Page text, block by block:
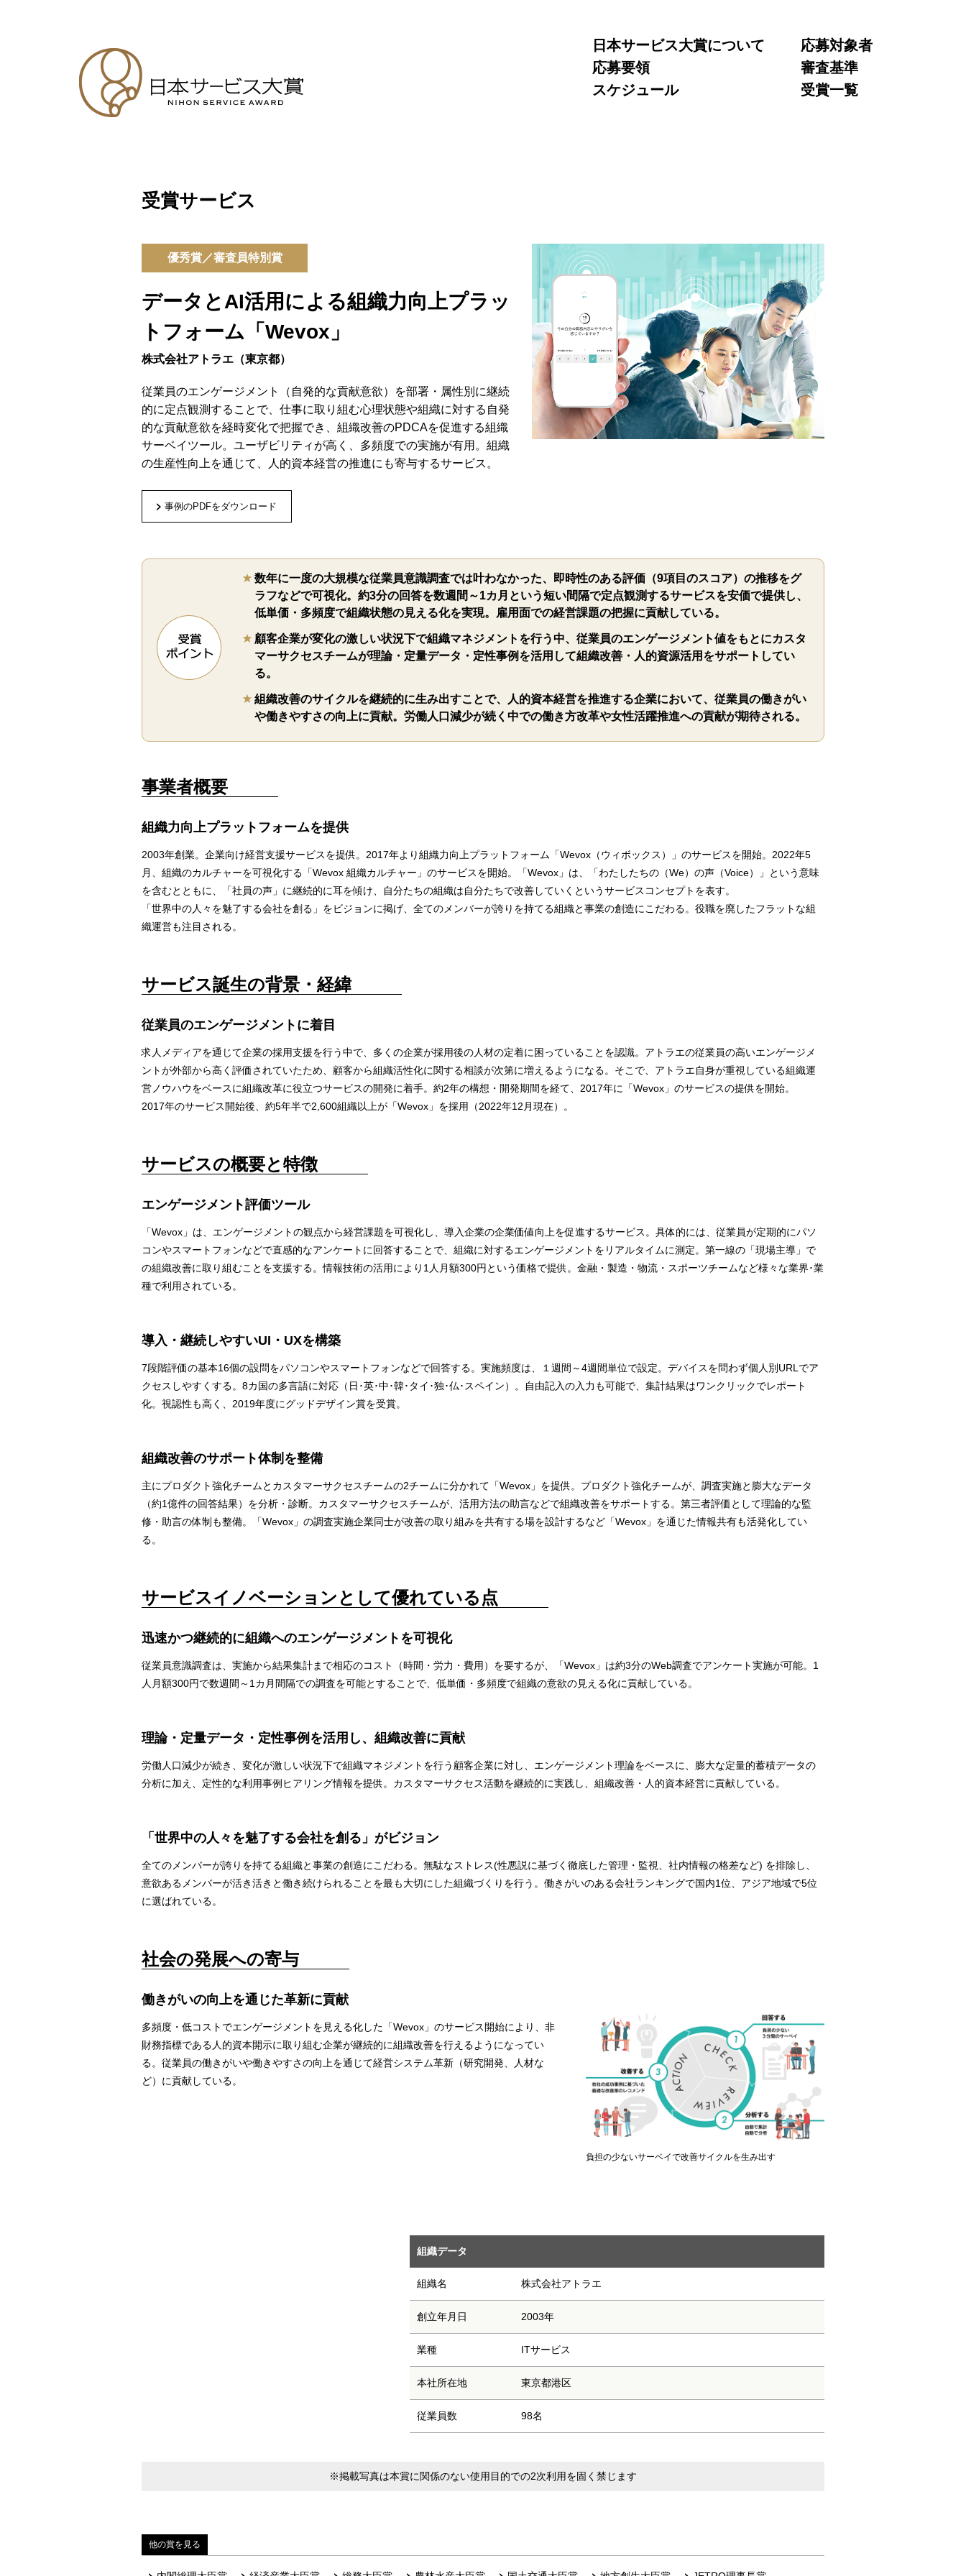
日本サービス大賞について
応募要領
スケジュール
応募対象者
審査基準
受賞一覧
受賞サービス
優秀賞／審査員特別賞
データとAI活用による組織力向上プラッ
トフォーム「Wevox」
株式会社アトラエ（東京都）
従業員のエンゲージメント（自発的な貢献意欲）を部署・属性別に継続
的に定点観測することで、仕事に取り組む心理状態や組織に対する自発
的な貢献意欲を経時変化で把握でき、組織改善のPDCAを促進する組織
サーベイツール。ユーザビリティが高く、多頻度での実施が有用。組織
の生産性向上を通じて、人的資本経営の推進にも寄与するサービス。
事例のPDFをダウンロード
数年に一度の大規模な従業員意識調査では叶わなかった、即時性のある評価（9項目のスコア）の推移をグ
ラフなどで可視化。約3分の回答を数週間～1カ月という短い間隔で定点観測するサービスを安価で提供し、
低単価・多頻度で組織状態の見える化を実現。雇用面での経営課題の把握に貢献している。
顧客企業が変化の激しい状況下で組織マネジメントを行う中、従業員のエンゲージメント値をもとにカスタ
マーサクセスチームが理論・定量データ・定性事例を活用して組織改善・人的資源活用をサポートしてい
る。
組織改善のサイクルを継続的に生み出すことで、人的資本経営を推進する企業において、従業員の働きがい
や働きやすさの向上に貢献。労働人口減少が続く中での働き方改革や女性活躍推進への貢献が期待される。
事業者概要
組織力向上プラットフォームを提供
2003年創業。企業向け経営支援サービスを提供。2017年より組織力向上プラットフォーム「Wevox（ウィボックス）」のサービスを開始。2022年5
月、組織のカルチャーを可視化する「Wevox 組織カルチャー」のサービスを開始。「Wevox」は、「わたしたちの（We）の声（Voice）」という意味
を含むとともに、「社員の声」に継続的に耳を傾け、自分たちの組織は自分たちで改善していくというサービスコンセプトを表す。
「世界中の人々を魅了する会社を創る」をビジョンに掲げ、全てのメンバーが誇りを持てる組織と事業の創造にこだわる。役職を廃したフラットな組
織運営も注目される。
サービス誕生の背景・経緯
従業員のエンゲージメントに着目
求人メディアを通じて企業の採用支援を行う中で、多くの企業が採用後の人材の定着に困っていることを認識。アトラエの従業員の高いエンゲージメ
ントが外部から高く評価されていたため、顧客から組織活性化に関する相談が次第に増えるようになる。そこで、アトラエ自身が重視している組織運
営ノウハウをベースに組織改革に役立つサービスの開発に着手。約2年の構想・開発期間を経て、2017年に「Wevox」のサービスの提供を開始。
2017年のサービス開始後、約5年半で2,600組織以上が「Wevox」を採用（2022年12月現在）。
サービスの概要と特徴
エンゲージメント評価ツール
「Wevox」は、エンゲージメントの観点から経営課題を可視化し、導入企業の企業価値向上を促進するサービス。具体的には、従業員が定期的にパソ
コンやスマートフォンなどで直感的なアンケートに回答することで、組織に対するエンゲージメントをリアルタイムに測定。第一線の「現場主導」で
の組織改善に取り組むことを支援する。情報技術の活用により1人月額300円という価格で提供。金融・製造・物流・スポーツチームなど様々な業界･業
種で利用されている。
導入・継続しやすいUI・UXを構築
7段階評価の基本16個の設問をパソコンやスマートフォンなどで回答する。実施頻度は、１週間～4週間単位で設定。デバイスを問わず個人別URLでア
クセスしやすくする。8カ国の多言語に対応（日･英･中･韓･タイ･独･仏･スペイン）。自由記入の入力も可能で、集計結果はワンクリックでレポート
化。視認性も高く、2019年度にグッドデザイン賞を受賞。
組織改善のサポート体制を整備
主にプロダクト強化チームとカスタマーサクセスチームの2チームに分かれて「Wevox」を提供。プロダクト強化チームが、調査実施と膨大なデータ
（約1億件の回答結果）を分析・診断。カスタマーサクセスチームが、活用方法の助言などで組織改善をサポートする。第三者評価として理論的な監
修・助言の体制も整備。「Wevox」の調査実施企業同士が改善の取り組みを共有する場を設計するなど「Wevox」を通じた情報共有も活発化してい
る。
サービスイノベーションとして優れている点
迅速かつ継続的に組織へのエンゲージメントを可視化
従業員意識調査は、実施から結果集計まで相応のコスト（時間・労力・費用）を要するが、「Wevox」は約3分のWeb調査でアンケート実施が可能。1
人月額300円で数週間～1カ月間隔での調査を可能とすることで、低単価・多頻度で組織の意欲の見える化に貢献している。
理論・定量データ・定性事例を活用し、組織改善に貢献
労働人口減少が続き、変化が激しい状況下で組織マネジメントを行う顧客企業に対し、エンゲージメント理論をベースに、膨大な定量的蓄積データの
分析に加え、定性的な利用事例ヒアリング情報を提供。カスタマーサクセス活動を継続的に実践し、組織改善・人的資本経営に貢献している。
「世界中の人々を魅了する会社を創る」がビジョン
全てのメンバーが誇りを持てる組織と事業の創造にこだわる。無駄なストレス(性悪説に基づく徹底した管理・監視、社内情報の格差など) を排除し、
意欲あるメンバーが活き活きと働き続けられることを最も大切にした組織づくりを行う。働きがいのある会社ランキングで国内1位、アジア地域で5位
に選ばれている。
社会の発展への寄与
負担の少ないサーベイで改善サイクルを生み出す
働きがいの向上を通じた革新に貢献
多頻度・低コストでエンゲージメントを見える化した「Wevox」のサービス開始により、非
財務指標である人的資本開示に取り組む企業が継続的に組織改善を行えるようになってい
る。従業員の働きがいや働きやすさの向上を通じて経営システム革新（研究開発、人材な
ど）に貢献している。
組織データ
組織名 株式会社アトラエ
創立年月日 2003年
業種 ITサービス
本社所在地 東京都港区
従業員数 98名
※掲載写真は本賞に関係のない使用目的での2次利用を固く禁じます
他の賞を見る